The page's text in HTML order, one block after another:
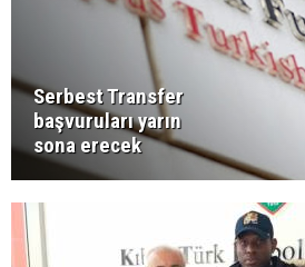
Serbest Transfer
başvuruları yarın
sona erecek